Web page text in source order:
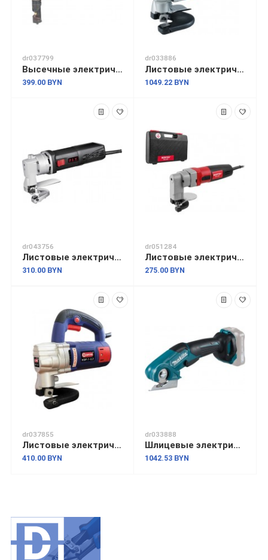
dr037799
Высечные электрические ножницы ДИОЛД НЭР-0.65-2.5
399.00 BYN
dr033886
Листовые электрические ножницы Makita JS3201J
1049.22 BYN
dr043756
Листовые электрические ножницы P.I.T PDJ 250-C PRO
310.00 BYN
dr051284
Листовые электрические ножницы Wortex EMS 2550 1334478
275.00 BYN
dr037855
Листовые электрические ножницы ДИОЛД НЭР-1-3.2
410.00 BYN
dr033888
Шлицевые электрические ножницы Makita CP100DZ (без АКБ)
1042.53 BYN